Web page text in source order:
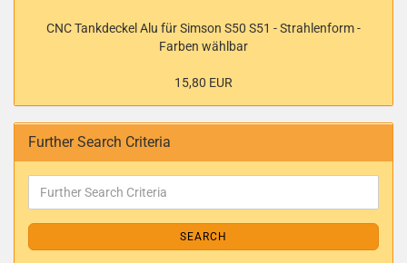
CNC Tankdeckel Alu für Simson S50 S51 - Strahlenform -
Farben wählbar
15,80 EUR
Further Search Criteria
SEARCH